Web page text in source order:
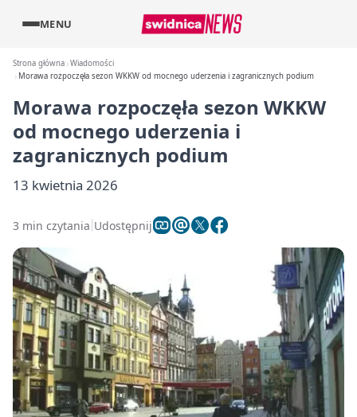
MENU
Strona główna Wiadomości
Morawa rozpoczęła sezon WKKW od mocnego uderzenia i zagranicznych podium
Morawa rozpoczęła sezon WKKW
od mocnego uderzenia i
zagranicznych podium
13 kwietnia 2026
3 min czytania Udostępnij